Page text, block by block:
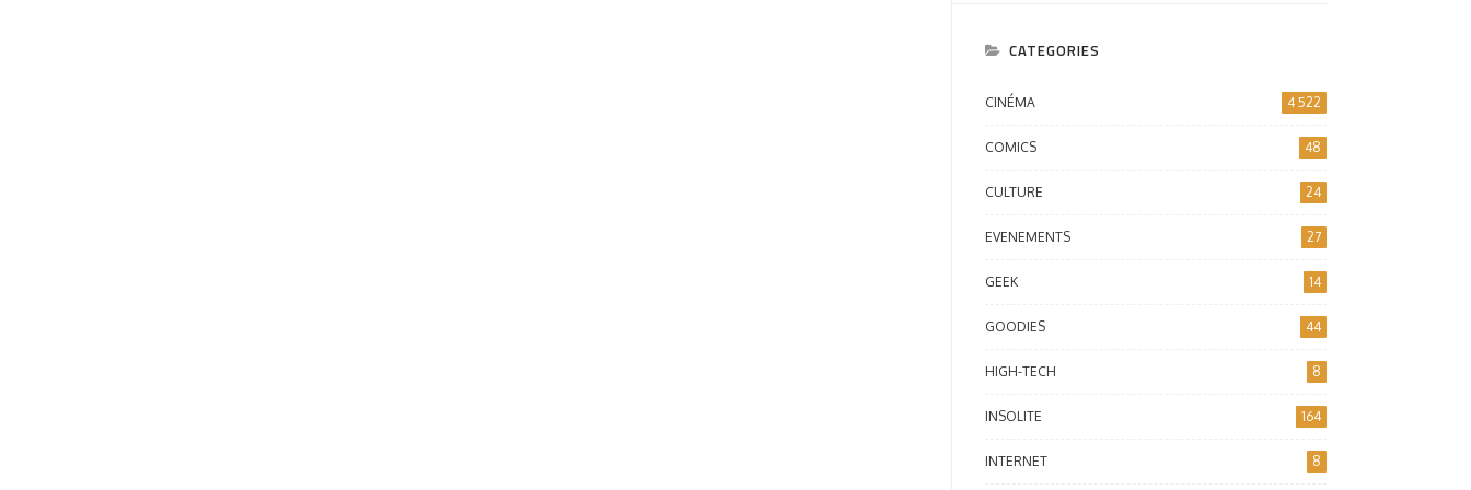
CATEGORIES
CINÉMA 4 522
COMICS 48
CULTURE 24
EVENEMENTS 27
GEEK 14
GOODIES 44
HIGH-TECH 8
INSOLITE 164
INTERNET 8